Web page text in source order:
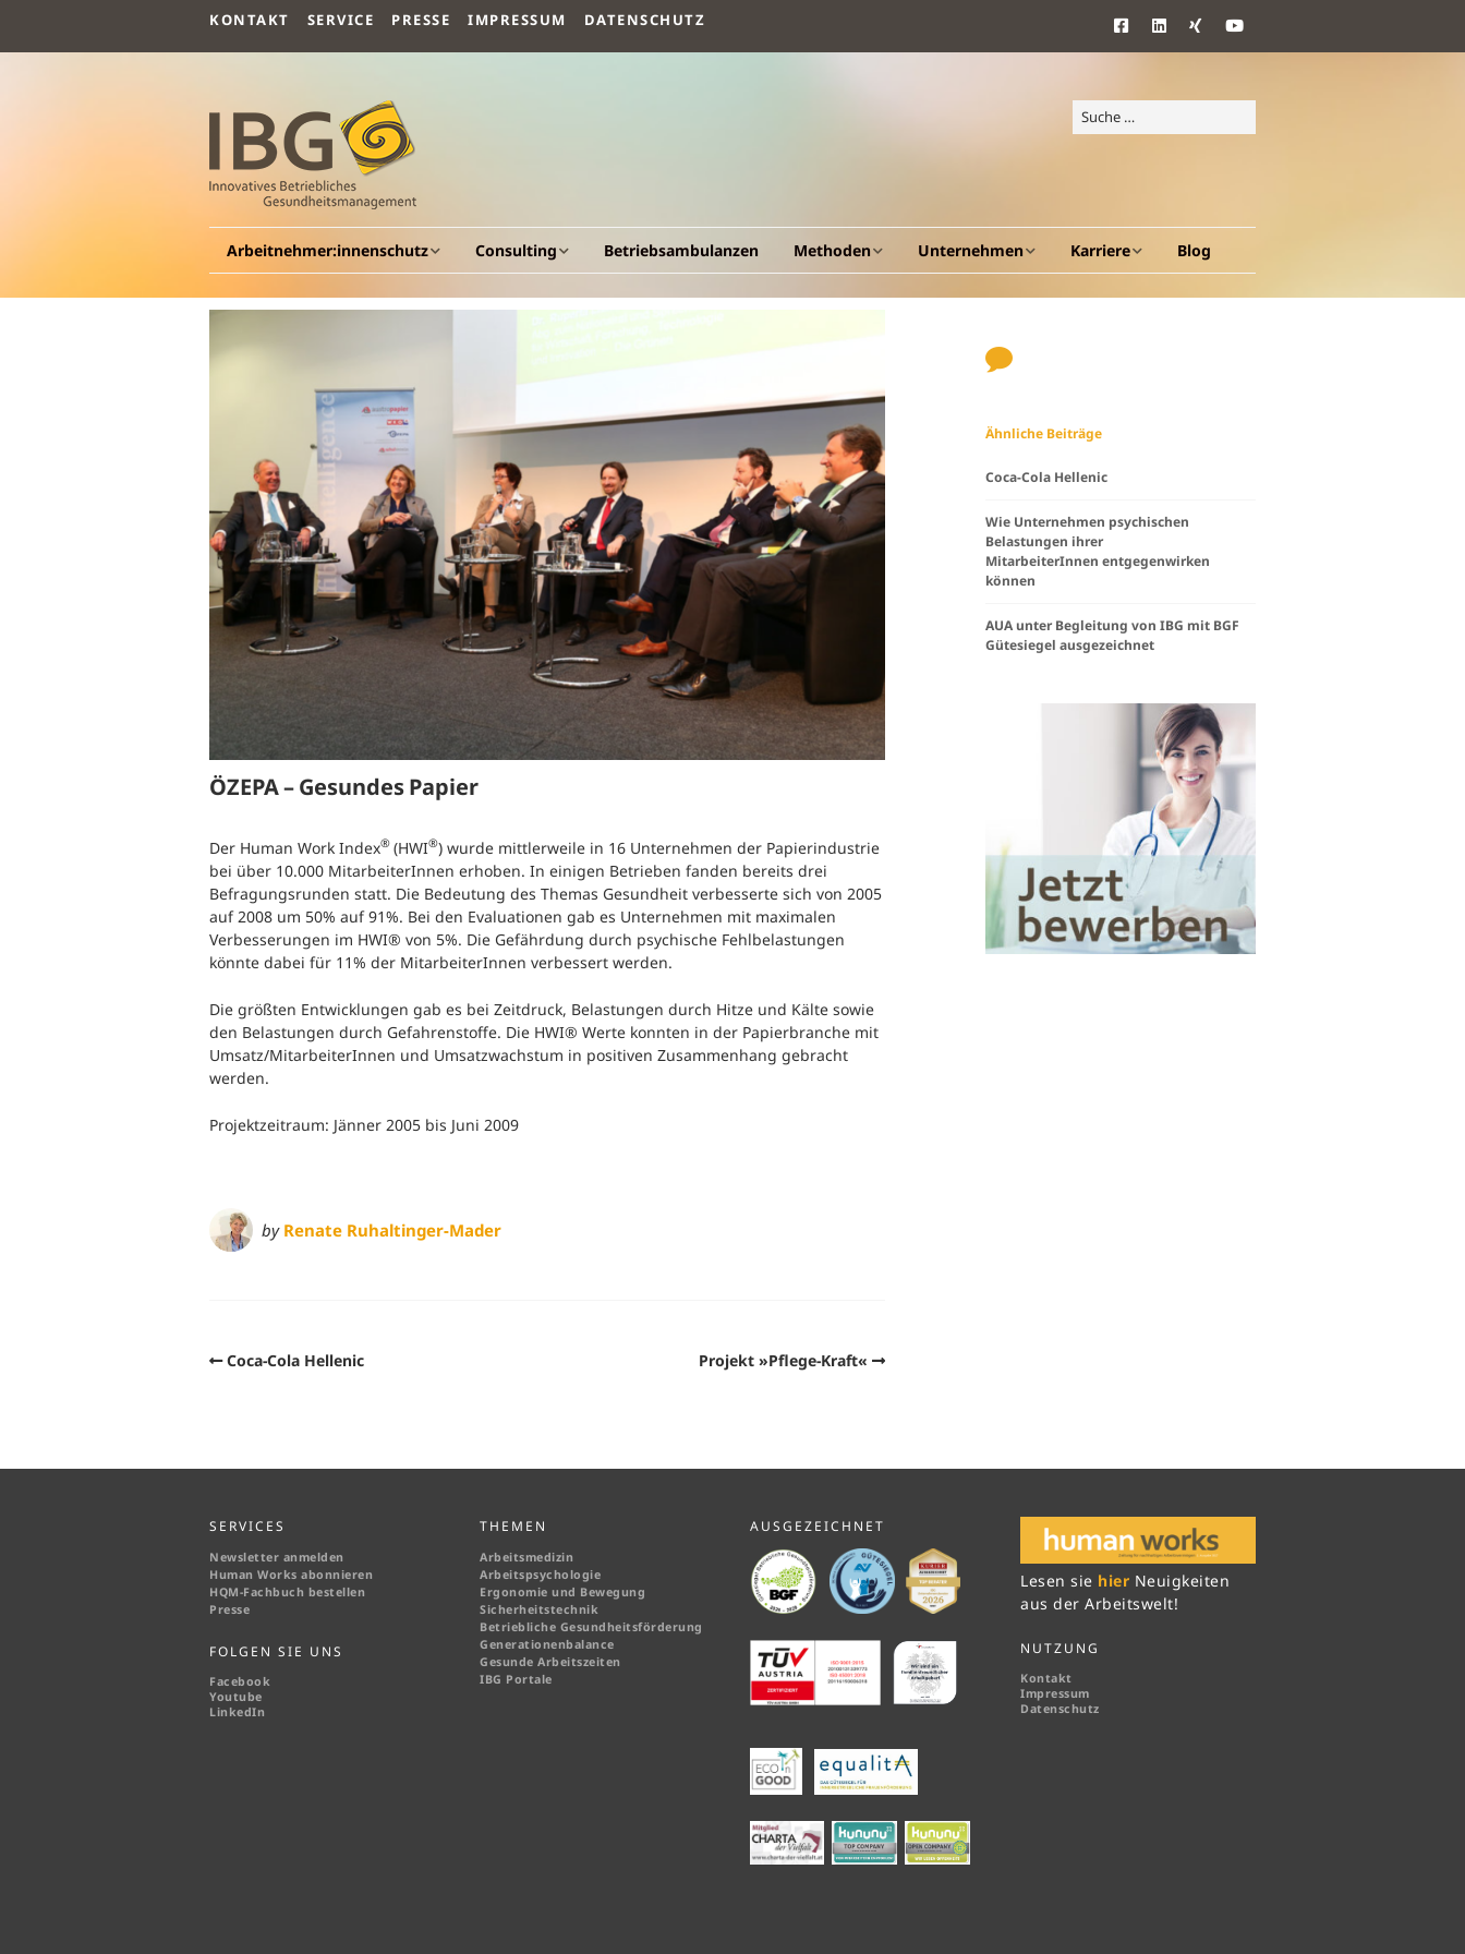
KONTAKT SERVICE PRESSE IMPRESSUM DATENSCHUTZ
Arbeitnehmer:innenschutz
Allgemeines
Arbeitsmedizin
Arbeitspsychologie
Arbeitssicherheit
Ergonomie und Bewegung
Gesundheitsüberwachung
Consulting
Allgemeines
Gesundheitscockpit &
Gesundheitsportal
Betriebliche
Befragung und Analyse
Gesundheitstage
Generationenbalance
Gesunde Arbeitszeiten
Beratung und Coaching
Seminare und
Workshops
Betriebsambulanzen Methoden
Arbeitsvermögen
Human Quality
Management
Human Work Index®
BGM Prozess
Unternehmen
Vision und Ziele
Leitungsteam
Nachhaltigkeit
Karriere
Benefits
Blog
ÖZEPA – Gesundes Papier
Der Human Work Index® (HWI®) wurde mittlerweile in 16 Unternehmen der Papierindustrie
bei über 10.000 MitarbeiterInnen erhoben. In einigen Betrieben fanden bereits drei
Befragungsrunden statt. Die Bedeutung des Themas Gesundheit verbesserte sich von 2005
auf 2008 um 50% auf 91%. Bei den Evaluationen gab es Unternehmen mit maximalen
Verbesserungen im HWI® von 5%. Die Gefährdung durch psychische Fehlbelastungen
könnte dabei für 11% der MitarbeiterInnen verbessert werden.
Die größten Entwicklungen gab es bei Zeitdruck, Belastungen durch Hitze und Kälte sowie
den Belastungen durch Gefahrenstoffe. Die HWI® Werte konnten in der Papierbranche mit
Umsatz/MitarbeiterInnen und Umsatzwachstum in positiven Zusammenhang gebracht
werden.
Projektzeitraum: Jänner 2005 bis Juni 2009
by Renate Ruhaltinger-Mader
Coca-Cola Hellenic Projekt »Pflege-Kraft«
Ähnliche Beiträge
Coca-Cola Hellenic
Wie Unternehmen psychischen
Belastungen ihrer
MitarbeiterInnen entgegenwirken
können
AUA unter Begleitung von IBG mit BGF
Gütesiegel ausgezeichnet
SERVICES
Newsletter anmelden
Human Works abonnieren
HQM-Fachbuch bestellen
Presse
FOLGEN SIE UNS
Facebook
Youtube
LinkedIn
THEMEN
Arbeitsmedizin
Arbeitspsychologie
Ergonomie und Bewegung
Sicherheitstechnik
Betriebliche Gesundheitsförderung
Generationenbalance
Gesunde Arbeitszeiten
IBG Portale
AUSGEZEICHNET
Lesen sie hier Neuigkeiten
aus der Arbeitswelt!
NUTZUNG
Kontakt
Impressum
Datenschutz